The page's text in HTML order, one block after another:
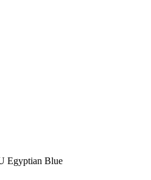
Egyptian Blue